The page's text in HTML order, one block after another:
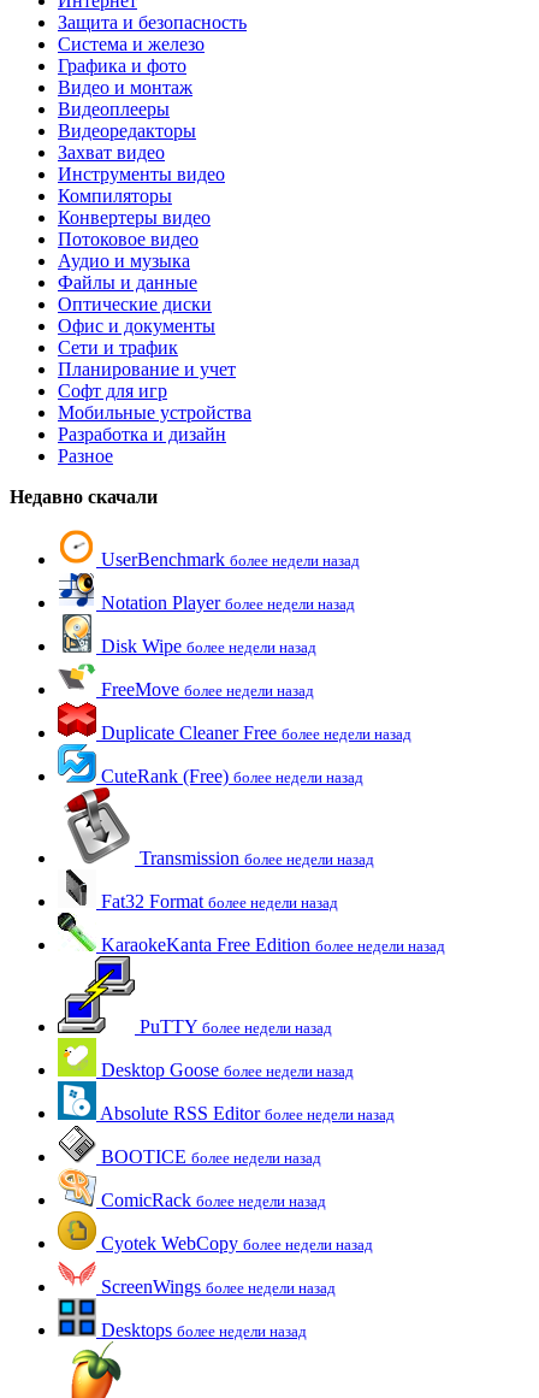
Защита и безопасность
Система и железо
Графика и фото
Видео и монтаж
Видеоплееры
Видеоредакторы
Захват видео
Инструменты видео
Компиляторы
Конвертеры видео
Потоковое видео
Аудио и музыка
Файлы и данные
Оптические диски
Офис и документы
Сети и трафик
Планирование и учет
Софт для игр
Мобильные устройства
Разработка и дизайн
Разное
Недавно скачали
UserBenchmark более недели назад
Notation Player более недели назад
Disk Wipe более недели назад
FreeMove более недели назад
Duplicate Cleaner Free более недели назад
CuteRank (Free) более недели назад
Transmission более недели назад
Fat32 Format более недели назад
KaraokeKanta Free Edition более недели назад
PuTTY более недели назад
Desktop Goose более недели назад
Absolute RSS Editor более недели назад
BOOTICE более недели назад
ComicRack более недели назад
Cyotek WebCopy более недели назад
ScreenWings более недели назад
Desktops более недели назад